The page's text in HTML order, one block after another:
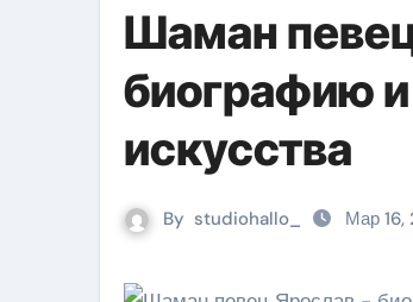
Шаман
биографию и
искусства
By studiohallo_ Мар 16,